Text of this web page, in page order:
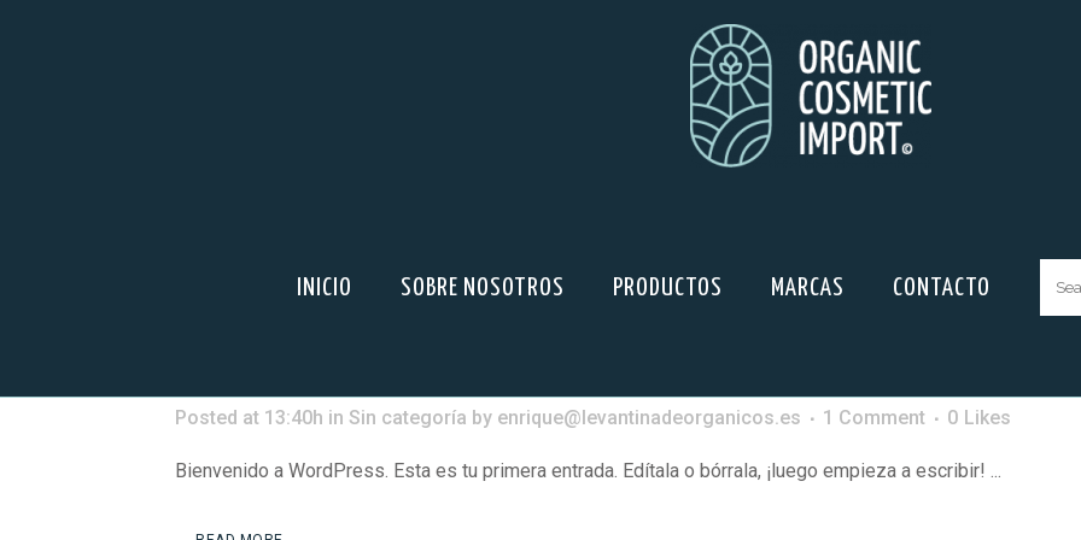
INICIO SOBRE NOSOTROS PRODUCTOS MARCAS CONTACTO
Posted at 13:40h in Sin categoría by enrique@levantinadeorganicos.es 1 Comment 0 Likes
Bienvenido a WordPress. Esta es tu primera entrada. Edítala o bórrala, ¡luego empieza a escribir! ...